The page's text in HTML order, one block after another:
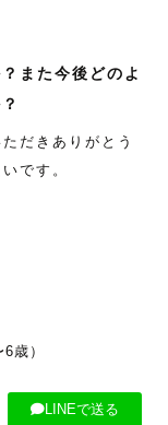
また今後どのよ
だきありがとう
です。
歳）
LINEで送る